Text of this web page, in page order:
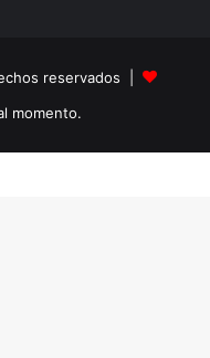
reservados |
momento.